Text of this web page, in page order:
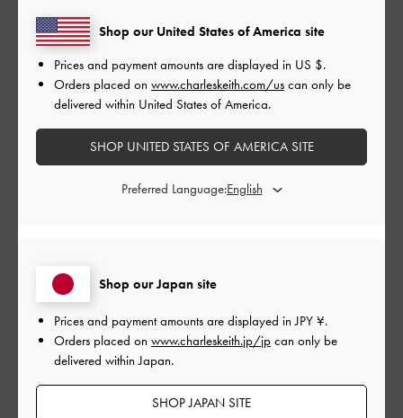
レビューを書く
とてもよかった
もっと見る
フィルター
Shop our Japan site
Prices and payment amounts are displayed inJPY ¥.
Orders placed on www.charleskeith.jp/jp can only be
delivered within Japan.
SHOP JAPAN SITE
Shop our United States of America site
Prices and payment amounts are displayed in US $.
Orders placed on www.charleskeith.com/us can only be
delivered within United States of America.
SHOP UNITED STATES OF AMERICA SITE
Preferred Language: